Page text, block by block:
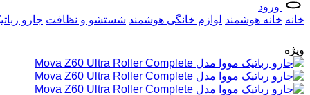
ورود
خانه خانه هوشمند لوازم خانگی هوشمند شستشو و نظافت جارو
ویژه